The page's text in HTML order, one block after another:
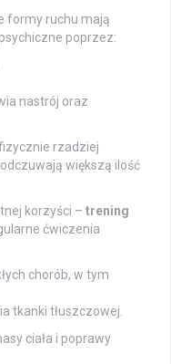
formy ruchu mają
poprzez:
nastrój oraz
rzadziej
większą ilość
korzyści – trening
ćwiczenia
chorób, w tym
tkanki tłuszczowej.
ciała i poprawy